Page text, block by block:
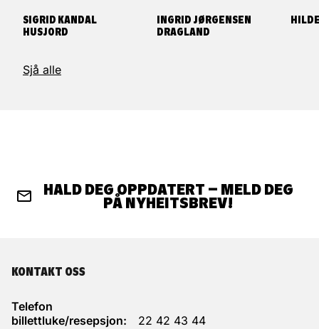
SIGRID KANDAL
HUSJORD
INGRID JØRGENSEN
DRAGLAND
Sjå alle
HALD DEG OPPDATERT – MELD DEG
PÅ NYHEITSBREV!
KONTAKT OSS
Telefon
billettluke/resepsjon:
22 42 43 44